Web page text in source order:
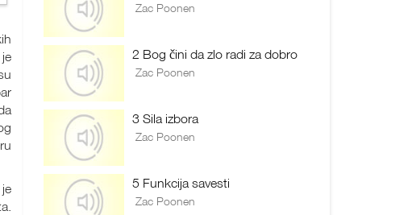
Zac Poonen
2 Bog čini da zlo radi za dobro
Zac Poonen
3 Sila izbora
Zac Poonen
5 Funkcija savesti
Zac Poonen